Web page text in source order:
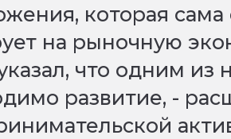
которая
на рыночную
что одним из
развитие, -